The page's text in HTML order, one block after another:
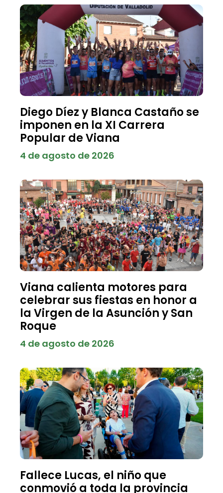
Diego Díez y Blanca Castaño se
imponen en la XI Carrera
Popular de Viana
4 de agosto de 2026
Viana calienta motores para
celebrar sus fiestas en honor a
la Virgen de la Asunción y San
Roque
4 de agosto de 2026
Fallece Lucas, el niño que
conmovió a toda la provincia